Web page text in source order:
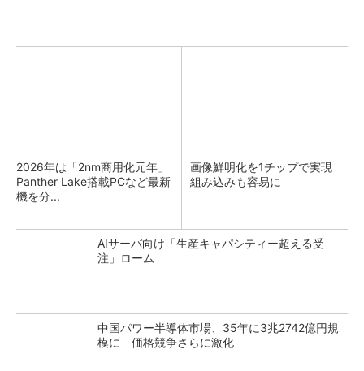
2026年は「2nm商用化元年」
Panther Lake搭載PCなど最新
機を分...
画像鮮明化を1チップで実現
組み込みも容易に
AIサーバ向け「生産キャパシティー超える受
注」ローム
中国パワー半導体市場、35年に3兆2742億円規
模に 価格競争さらに激化